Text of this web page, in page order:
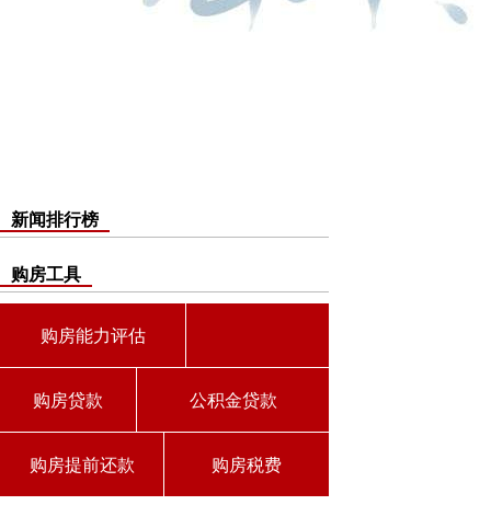
新闻排行榜
购房工具
购房能力评估
购房贷款 公积金贷款
购房提前还款 购房税费